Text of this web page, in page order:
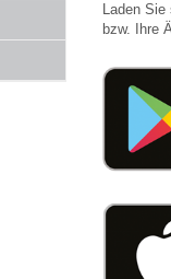
Häufige
Recht auf
Hörlexikon
Material
Laden
bzw. Ihre